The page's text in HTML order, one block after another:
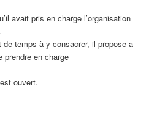
avait pris en charge l’organisation
de temps à y consacrer, il propose a
prendre en charge
ouvert.